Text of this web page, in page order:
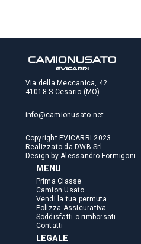
Via della Meccanica, 42
41018 S.Cesario (MO)
info@camionusato.net
Copyright EVICARRI 2023
Realizzato da DWB Srl
Design byAlessandro Formigoni
MENU
Prima Classe
Camion Usato
Vendi la tua permuta
Polizza Assicurativa
Soddisfatti o rimborsati
Contatti
LEGALE